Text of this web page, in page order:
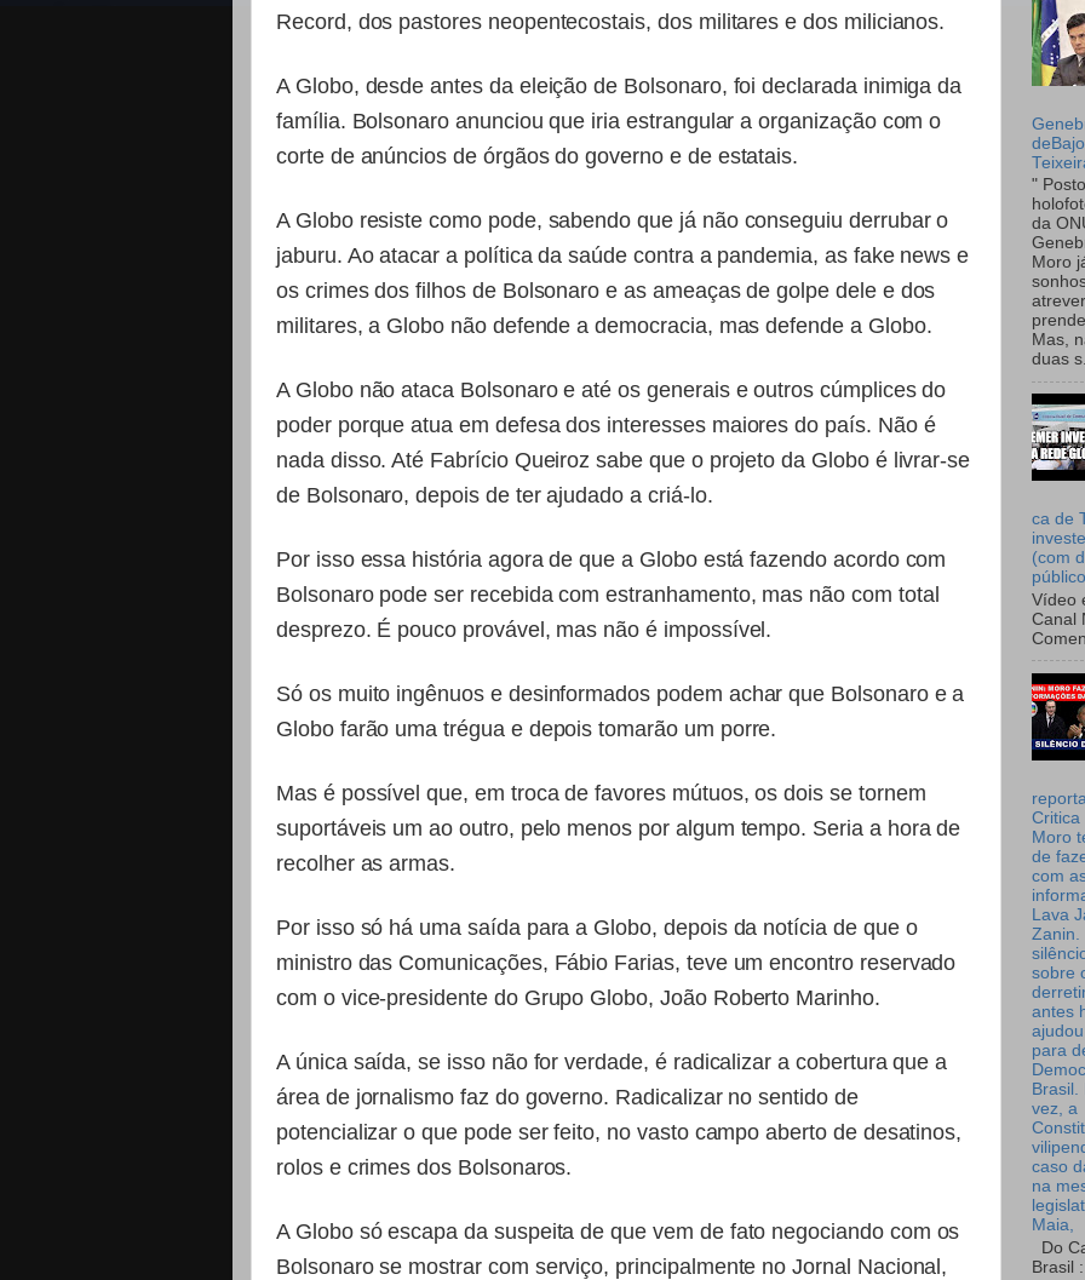
Record, dos pastores neopentecostais, dos militares e dos milicianos.
A Globo, desde antes da eleição de Bolsonaro, foi declarada inimiga da
família. Bolsonaro anunciou que iria estrangular a organização com o
corte de anúncios de órgãos do governo e de estatais.
A Globo resiste como pode, sabendo que já não conseguiu derrubar o
jaburu. Ao atacar a política da saúde contra a pandemia, as fake news e
os crimes dos filhos de Bolsonaro e as ameaças de golpe dele e dos
militares, a Globo não defende a democracia, mas defende a Globo.
A Globo não ataca Bolsonaro e até os generais e outros cúmplices do
poder porque atua em defesa dos interesses maiores do país. Não é
nada disso. Até Fabrício Queiroz sabe que o projeto da Globo é livrar-se
de Bolsonaro, depois de ter ajudado a criá-lo.
Por isso essa história agora de que a Globo está fazendo acordo com
Bolsonaro pode ser recebida com estranhamento, mas não com total
desprezo. É pouco provável, mas não é impossível.
Só os muito ingênuos e desinformados podem achar que Bolsonaro e a
Globo farão uma trégua e depois tomarão um porre.
Mas é possível que, em troca de favores mútuos, os dois se tornem
suportáveis um ao outro, pelo menos por algum tempo. Seria a hora de
recolher as armas.
Por isso só há uma saída para a Globo, depois da notícia de que o
ministro das Comunicações, Fábio Farias, teve um encontro reservado
com o vice-presidente do Grupo Globo, João Roberto Marinho.
A única saída, se isso não for verdade, é radicalizar a cobertura que a
área de jornalismo faz do governo. Radicalizar no sentido de
potencializar o que pode ser feito, no vasto campo aberto de desatinos,
rolos e crimes dos Bolsonaros.
A Globo só escapa da suspeita de que vem de fato negociando com os
Bolsonaro se mostrar com serviço, principalmente no Jornal Nacional,
"
da
Moro
Mas,
duas
ca de
(com
Vídeo
Canal
Critica
Moro
de
com
Lava
Zanin.
sobre
antes
para
Brasil.
vez, a
caso
na
Maia,
Do
Brasil :